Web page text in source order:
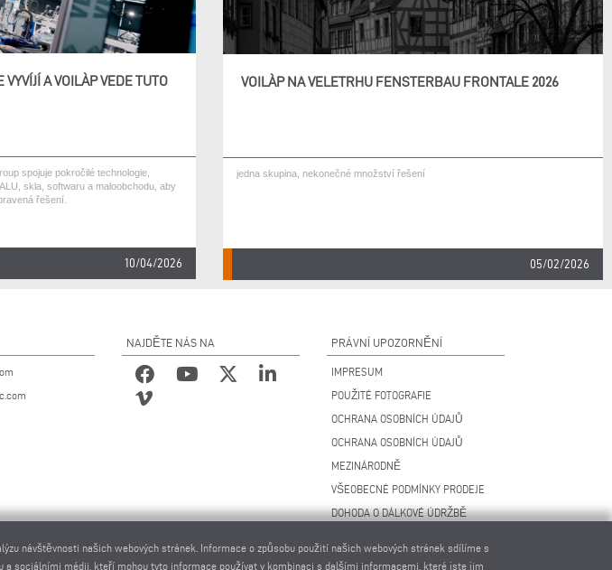
A VOILÀP VEDE TUTO
spojuje pokročilé technologie,
skla, softwaru a maloobchodu, aby
řešení.
10/04/2026
VOILÀP NA VELETRHU FENSTERBAU FRONTALE 2026
jedna skupina, nekonečné množství řešení
05/02/2026
NAJDĚTE NÁS NA PRÁVNÍ UPOZORNĚNÍ
IMPRESUM
POUŽITÉ FOTOGRAFIE
OCHRANA OSOBNÍCH ÚDAJŮ
OCHRANA OSOBNÍCH ÚDAJŮ
MEZINÁRODNĚ
VŠEOBECNÉ PODMÍNKY PRODEJE
DOHODA O DÁLKOVÉ ÚDRŽBĚ
KODEX CHOVÁNÍ DODAVATELŮ
návštěvnosti našich webových stránek. Informace o způsobu použití našich webových stránek sdílíme s
a sociálními médii, kteří mohou tyto informace používat v kombinaci s dalšími informacemi, které jste jim